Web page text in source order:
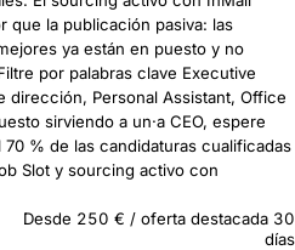
que la publicación pasiva: las
ya están en puesto y no
por palabras clave Executive
dirección, Personal Assistant, Office
sirviendo a un·a CEO, espere
% de las candidaturas cualificadas
Slot y sourcing activo con
Desde 250 € / oferta destacada 30
días